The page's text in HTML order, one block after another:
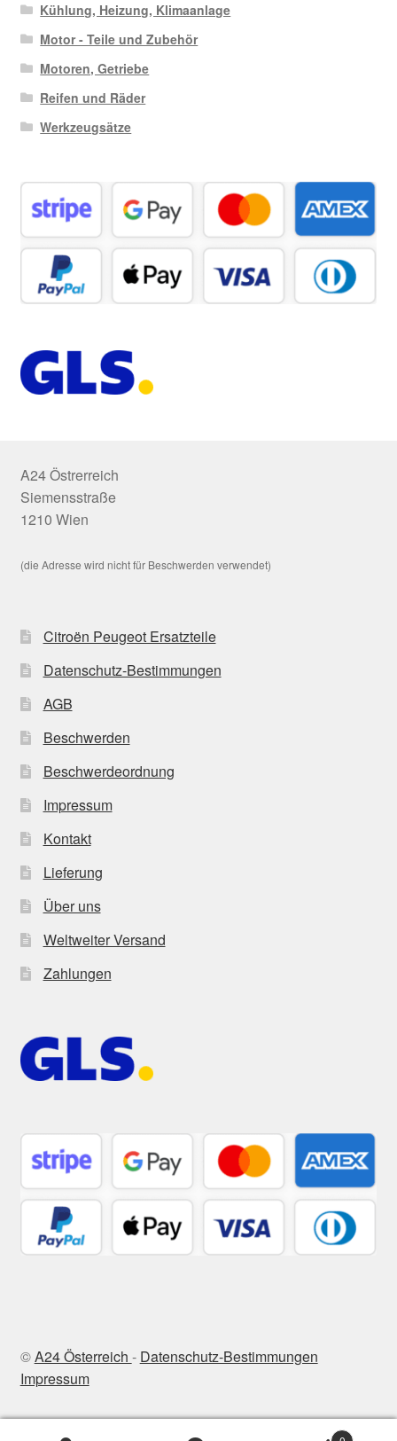
Kühlung, Heizung, Klimaanlage
Motor - Teile und Zubehör
Motoren, Getriebe
Reifen und Räder
Werkzeugsätze
A24 Östrerreich
Siemensstraße
1210 Wien
(die Adresse wird nicht für Beschwerden verwendet)
Citroën Peugeot Ersatzteile
Datenschutz-Bestimmungen
AGB
Beschwerden
Beschwerdeordnung
Impressum
Kontakt
Lieferung
Über uns
Weltweiter Versand
Zahlungen
©A24 Österreich - Datenschutz-Bestimmungen
Impressum